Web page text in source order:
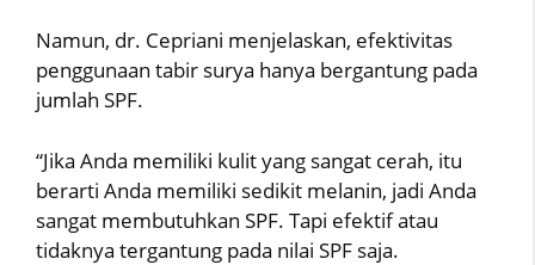
Namun, dr. Cepriani menjelaskan, efektivitas
penggunaan tabir surya hanya bergantung pada
jumlah SPF.
“Jika Anda memiliki kulit yang sangat cerah, itu
berarti Anda memiliki sedikit melanin, jadi Anda
sangat membutuhkan SPF. Tapi efektif atau
tidaknya tergantung pada nilai SPF saja.